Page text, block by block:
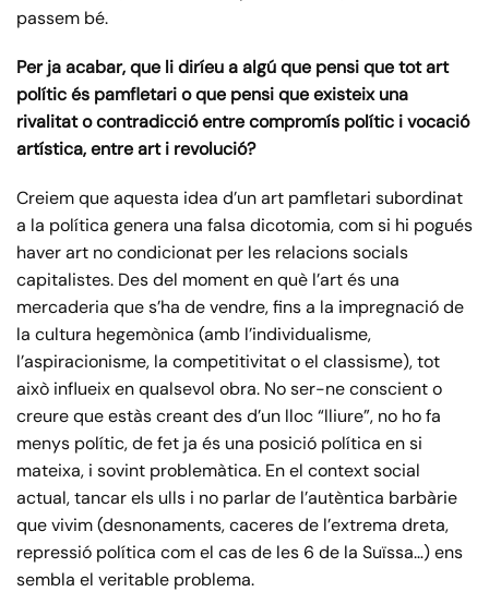
passem bé.
Per ja acabar, que li diríeu a algú que pensi que tot art
polític és pamfletari o que pensi que existeix una
rivalitat o contradicció entre compromís polític i vocació
artística, entre art i revolució?
Creiem que aquesta idea d’un art pamfletari subordinat
a la política genera una falsa dicotomia, com si hi pogués
haver art no condicionat per les relacions socials
capitalistes. Des del moment en què l’art és una
mercaderia que s’ha de vendre, fins a la impregnació de
la cultura hegemònica (amb l’individualisme,
l’aspiracionisme, la competitivitat o el classisme), tot
això influeix en qualsevol obra. No ser-ne conscient o
creure que estàs creant des d’un lloc “lliure”, no ho fa
menys polític, de fet ja és una posició política en si
mateixa, i sovint problemàtica. En el context social
actual, tancar els ulls i no parlar de l’autèntica barbàrie
que vivim (desnonaments, caceres de l’extrema dreta,
repressió política com el cas de les 6 de la Suïssa…) ens
sembla el veritable problema.